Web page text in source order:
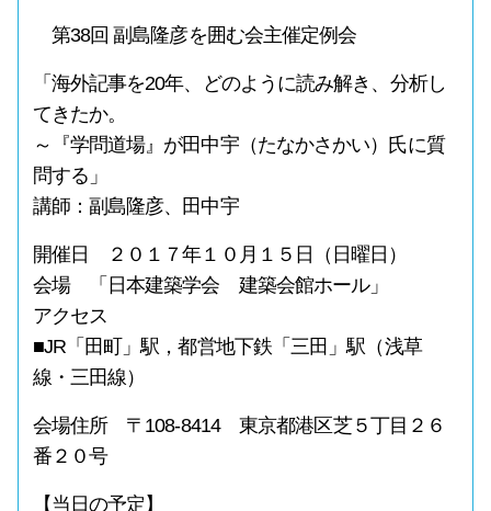
第38回 副島隆彦を囲む会主催定例会
「海外記事を20年、どのように読み解き、分析し
てきたか。
～『学問道場』が田中宇（たなかさかい）氏に質
問する」
講師：副島隆彦、田中宇
開催日 ２０１７年１０月１５日（日曜日）
会場 「日本建築学会 建築会館ホール」
アクセス
■JR「田町」駅，都営地下鉄「三田」駅（浅草
線・三田線）
会場住所 〒108-8414 東京都港区芝５丁目２６
番２０号
【当日の予定】